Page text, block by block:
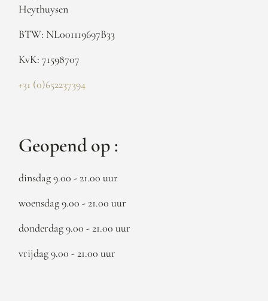
Heythuysen
BTW: NL001119697B33
KvK: 71598707
+31 (0)652237394
Geopend op :
dinsdag 9.00 - 21.00 uur
woensdag 9.00 - 21.00 uur
donderdag 9.00 - 21.00 uur
vrijdag 9.00 - 21.00 uur